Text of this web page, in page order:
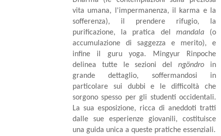
vita umana, l'impermanenza, il karma e la
sofferenza), il prendere rifugio, la
purificazione, la pratica del mandala(o
accumulazione di saggezza e merito), e
infine il guru yoga. Mingyur Rinpoche
delinea tutte le sezioni delngöndro in
grande dettaglio, soffermandosi in
particolare sui dubbi e le difficoltà che
sorgono spesso per gli studenti occidentali.
La sua esposizione, ricca di aneddoti tratti
dalle sue esperienze giovanili, costituisce
una guida unica a queste pratiche essenziali.